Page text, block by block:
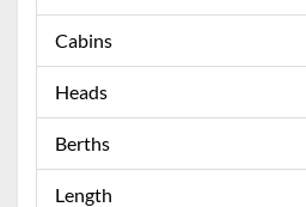
Cabins
Heads
Berths
Length